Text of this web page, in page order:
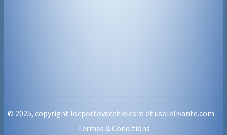
© 2025, copyright locportovecchio.com et usolelivante.com
Termes & Conditions